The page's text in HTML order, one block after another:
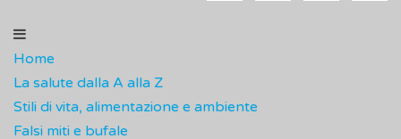
Home
La salute dalla A alla Z
Stili di vita, alimentazione e ambiente
Falsi miti e bufale